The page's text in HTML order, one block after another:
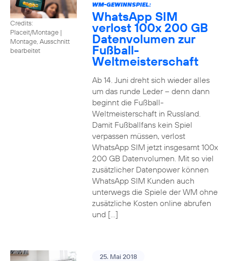
Credits:
Placeit/Montage |
Montage, Ausschnitt
bearbeitet
WM-GEWINNSPIEL:
WhatsApp SIM
verlost 100x 200 GB
Datenvolumen zur
Fußball-
Weltmeisterschaft
Ab 14. Juni dreht sich wieder alles
um das runde Leder – denn dann
beginnt die Fußball-
Weltmeisterschaft in Russland.
Damit Fußballfans kein Spiel
verpassen müssen, verlost
WhatsApp SIM jetzt insgesamt 100x
200 GB Datenvolumen. Mit so viel
zusätzlicher Datenpower können
WhatsApp SIM Kunden auch
unterwegs die Spiele der WM ohne
zusätzliche Kosten online abrufen
und […]
25. Mai 2018